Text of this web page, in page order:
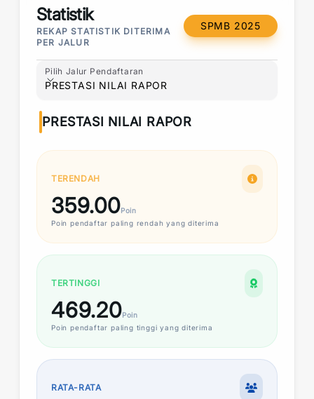
Statistik
REKAP STATISTIK DITERIMA
PER JALUR
SPMB 2025
Pilih Jalur Pendaftaran
Pilih Jalur Pendaftaran
PRESTASI NILAI RAPOR
PRESTASI NILAI RAPOR
TERENDAH
359.00Poin
Poin pendaftar paling rendah yang diterima
TERTINGGI
469.20Poin
Poin pendaftar paling tinggi yang diterima
RATA-RATA